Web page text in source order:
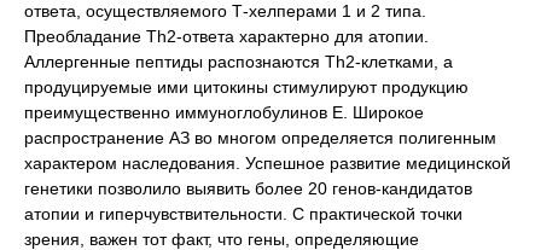
ответа, осуществляемого Т-хелперами 1 и 2 типа.
Преобладание Th2-ответа характерно для атопии.
Аллергенные пептиды распознаются Th2-клетками, а
продуцируемые ими цитокины стимулируют продукцию
преимущественно иммуноглобулинов Е. Широкое
распространение АЗ во многом определяется полигенным
характером наследования. Успешное развитие медицинской
генетики позволило выявить более 20 генов-кандидатов
атопии и гиперчувствительности. С практической точки
зрения, важен тот факт, что гены, определяющие